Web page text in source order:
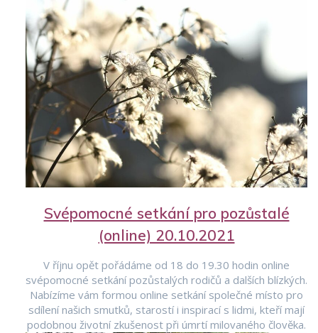
Svépomocné setkání pro pozůstalé
(online) 20.10.2021
V říjnu opět pořádáme od 18 do 19.30 hodin online
svépomocné setkání pozůstalých rodičů a dalších blízkých.
Nabízíme vám formou online setkání společné místo pro
sdílení našich smutků, starostí i inspirací s lidmi, kteří mají
podobnou životní zkušenost při úmrtí milovaného člověka.